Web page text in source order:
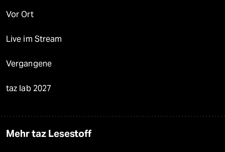
Vor Ort
Live im Stream
Vergangene
taz lab 2027
Mehr taz Lesestoff